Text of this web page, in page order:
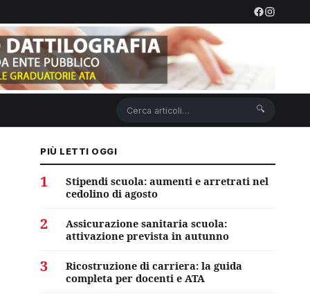
🔍
PIÙ LETTI OGGI
1
Stipendi scuola: aumenti e arretrati nel
cedolino di agosto
2
Assicurazione sanitaria scuola:
attivazione prevista in autunno
3
Ricostruzione di carriera: la guida
completa per docenti e ATA